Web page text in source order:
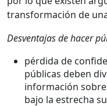
transformación de
Desventajas de hacer
pérdida de
públicas deben
información
bajo la estrecha